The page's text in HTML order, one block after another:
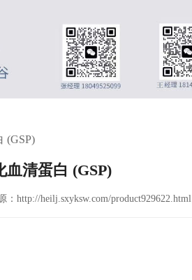
(GSP)
血清蛋白 (GSP)
：http://heilj.sxyksw.com/product929622.html